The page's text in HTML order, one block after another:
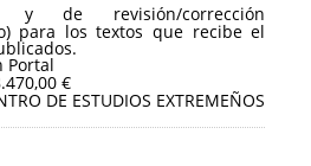
y de revisión/corrección
para los textos que recibe el
Portal
€
DE ESTUDIOS EXTREMEÑOS